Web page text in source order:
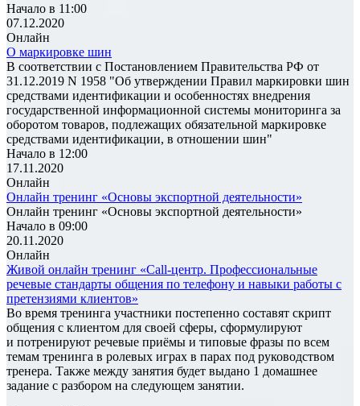
Начало в 11:00
07.12.2020
Онлайн
О маркировке шин
В соответствии с Постановлением Правительства РФ от
31.12.2019 N 1958 "Об утверждении Правил маркировки шин
средствами идентификации и особенностях внедрения
государственной информационной системы мониторинга за
оборотом товаров, подлежащих обязательной маркировке
средствами идентификации, в отношении шин"
Начало в 12:00
17.11.2020
Онлайн
Онлайн тренинг «Основы экспортной деятельности»
Онлайн тренинг «Основы экспортной деятельности»
Начало в 09:00
20.11.2020
Онлайн
Живой онлайн тренинг «Call-центр. Профессиональные
речевые стандарты общения по телефону и навыки работы с
претензиями клиентов»
Во время тренинга участники постепенно составят скрипт
общения с клиентом для своей сферы, сформулируют
и потренируют речевые приёмы и типовые фразы по всем
темам тренинга в ролевых играх в парах под руководством
тренера. Также между занятия будет выдано 1 домашнее
задание с разбором на следующем занятии.